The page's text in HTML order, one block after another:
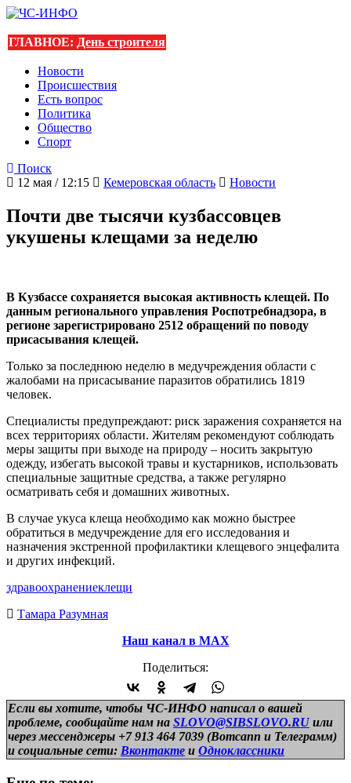
ГЛАВНОЕ: День строителя
Новости
Происшествия
Есть вопрос
Политика
Общество
Спорт
Поиск
12 мая / 12:15
Кемеровская область Новости
Почти две тысячи кузбассовцев
укушены клещами за неделю
В Кузбассе сохраняется высокая активность клещей. По
данным регионального управления Роспотребнадзора, в
регионе зарегистрировано 2512 обращений по поводу
присасывания клещей.
Только за последнюю неделю в медучреждения области с
жалобами на присасывание паразитов обратились 1819
человек.
Специалисты предупреждают: риск заражения сохраняется на
всех территориях области. Жителям рекомендуют соблюдать
меры защиты при выходе на природу – носить закрытую
одежду, избегать высокой травы и кустарников, использовать
специальные защитные средства, а также регулярно
осматривать себя и домашних животных.
В случае укуса клеща необходимо как можно быстрее
обратиться в медучреждение для его исследования и
назначения экстренной профилактики клещевого энцефалита
и других инфекций.
здравоохранениеклещи
Тамара Разумная
Наш канал в МАХ
Поделиться:
Если вы хотите, чтобы ЧС-ИНФО написал о вашей
проблеме, сообщайте нам на SLOVO@SIBSLOVO.RU или
через мессенджеры +7 913 464 7039 (Вотсапп и Телеграмм)
и социальные сети: Вконтакте и Одноклассники